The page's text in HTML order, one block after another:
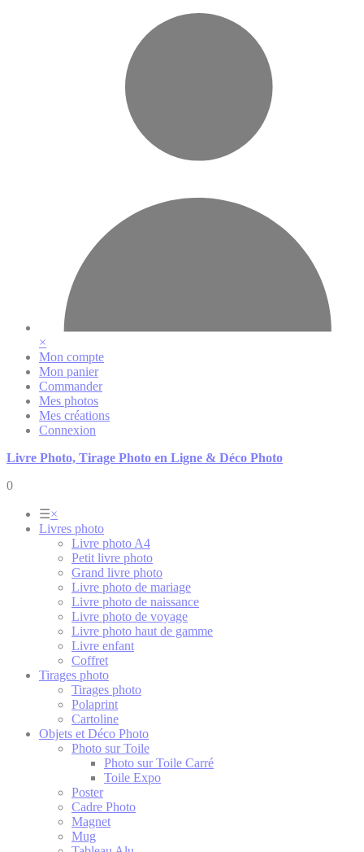
×
Mon compte
Mon panier
Commander
Mes photos
Mes créations
Connexion
Livre Photo, Tirage Photo en Ligne & Déco Photo
0
☰×
Livres photo
Livre photo A4
Petit livre photo
Grand livre photo
Livre photo de mariage
Livre photo de naissance
Livre photo de voyage
Livre photo haut de gamme
Livre enfant
Coffret
Tirages photo
Tirages photo
Polaprint
Cartoline
Objets et Déco Photo
Photo sur Toile
Photo sur Toile Carré
Toile Expo
Poster
Cadre Photo
Magnet
Mug